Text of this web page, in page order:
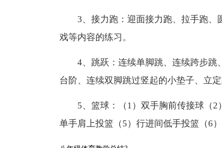
3、接力跑：迎面接力跑、拉手跑
戏等内容的练习。
4、跳跃：连续单脚跳、连续跨步
台阶、连续双脚跳过竖起的小垫子、立
5、篮球：（1）双手胸前传接球（
单手肩上投篮（5）行进间低手投篮（6